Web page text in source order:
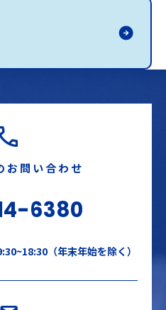
お問い合わせ
6380
（年末年始を除く）